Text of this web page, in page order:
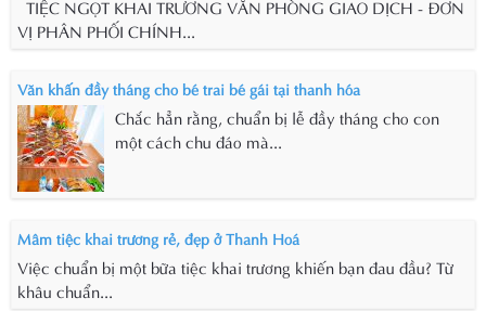
TIỆC NGỌT KHAI TRƯƠNG VĂN PHÒNG GIAO DỊCH - ĐƠN
VỊ PHÂN PHỐI CHÍNH...
Văn khấn đầy tháng cho bé trai bé gái tại thanh hóa
Chắc hẳn rằng, chuẩn bị lễ đầy tháng cho con
một cách chu đáo mà...
Mâm tiệc khai trương rẻ, đẹp ở Thanh Hoá
Việc chuẩn bị một bữa tiệc khai trương khiến bạn đau đầu? Từ
khâu chuẩn...